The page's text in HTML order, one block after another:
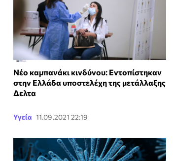
Νέο καμπανάκι κινδύνου: Εντοπίστηκαν
στην Ελλάδα υποστελέχη της μετάλλαξης
Δελτα
Υγεία 11.09.2021 22:19